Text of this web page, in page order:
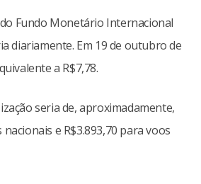
Fundo Monetário Internacional
diariamente. Em 19 de outubro de
a R$7,78.
seria de, aproximadamente,
nacionais e R$3.893,70 para voos